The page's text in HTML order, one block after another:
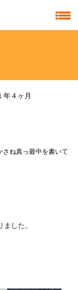
年４ヶ月
さね真っ最中を書いて
した。